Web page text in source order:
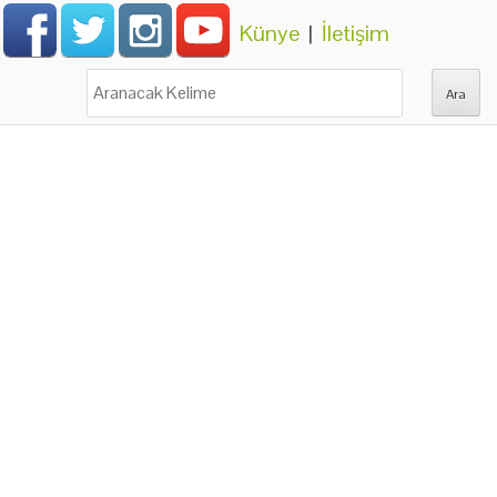
Künye | İletişim